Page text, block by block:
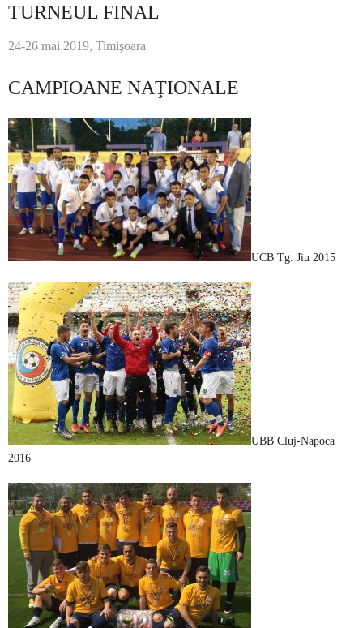
TURNEUL FINAL
24-26 mai 2019, Timişoara
CAMPIOANE NAŢIONALE
UCB Tg. Jiu 2015
UBB Cluj-Napoca
2016